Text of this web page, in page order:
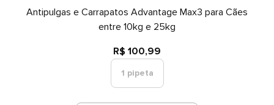
Antipulgas e Carrapatos Advantage Max3 para Cães
entre 10kg e 25kg
R$ 100,99
1 pipeta